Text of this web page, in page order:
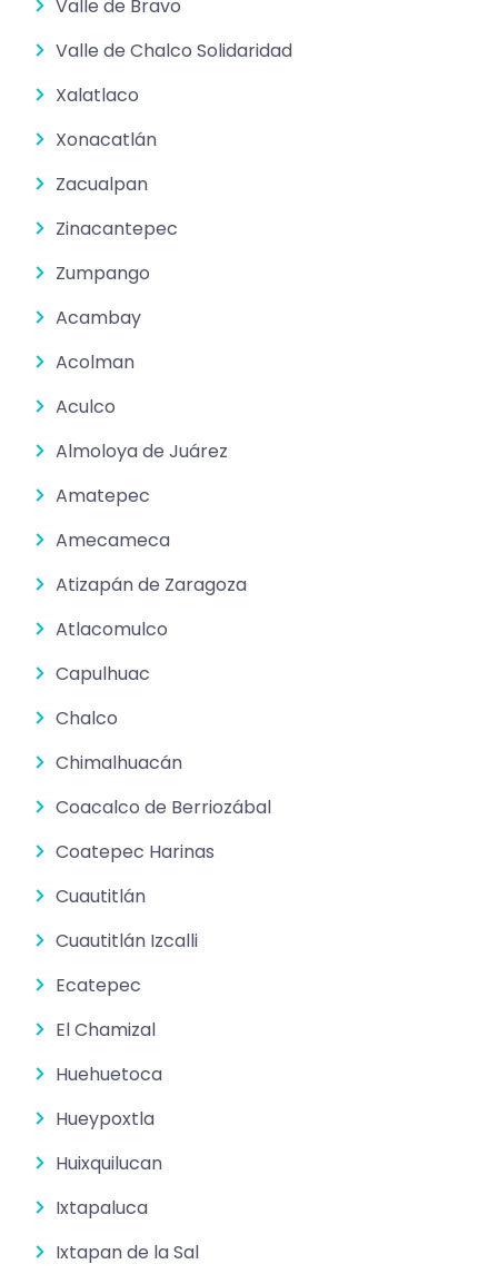
Valle de Bravo
Valle de Chalco Solidaridad
Xalatlaco
Xonacatlán
Zacualpan
Zinacantepec
Zumpango
Acambay
Acolman
Aculco
Almoloya de Juárez
Amatepec
Amecameca
Atizapán de Zaragoza
Atlacomulco
Capulhuac
Chalco
Chimalhuacán
Coacalco de Berriozábal
Coatepec Harinas
Cuautitlán
Cuautitlán Izcalli
Ecatepec
El Chamizal
Huehuetoca
Hueypoxtla
Huixquilucan
Ixtapaluca
Ixtapan de la Sal